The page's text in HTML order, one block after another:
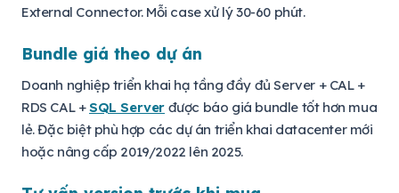
External Connector. Mỗi case xử lý 30-60 phút.
Bundle giá theo dự án
Doanh nghiệp triển khai hạ tầng đầy đủ Server + CAL +
RDS CAL +SQL Server được báo giá bundle tốt hơn mua
lẻ. Đặc biệt phù hợp các dự án triển khai datacenter mới
hoặc nâng cấp 2019/2022 lên 2025.